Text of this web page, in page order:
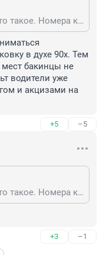
Да не только. Вчера видел авто такое. Номера какой то лечебной грязью именно замазаны специально. Спереди не видел-а сзади точно была какая-то замазка. Надо было бы конфисковывать машины со специально замазаннымм номерами и с устройствами смены номеров. Честному человеку незачем специально скрывать номера.
в духе 90х. Тем
бакинцы не
водители уже
и акцизами на
+5 –5
Да не только. Вчера видел авто такое. Номера какой то лечебной грязью именно замазаны специально. Спереди не видел-а сзади точно была какая-то замазка. Надо было бы конфисковывать машины со специально замазаннымм номерами и с устройствами смены номеров. Честному человеку незачем специально скрывать номера.
+3 –1